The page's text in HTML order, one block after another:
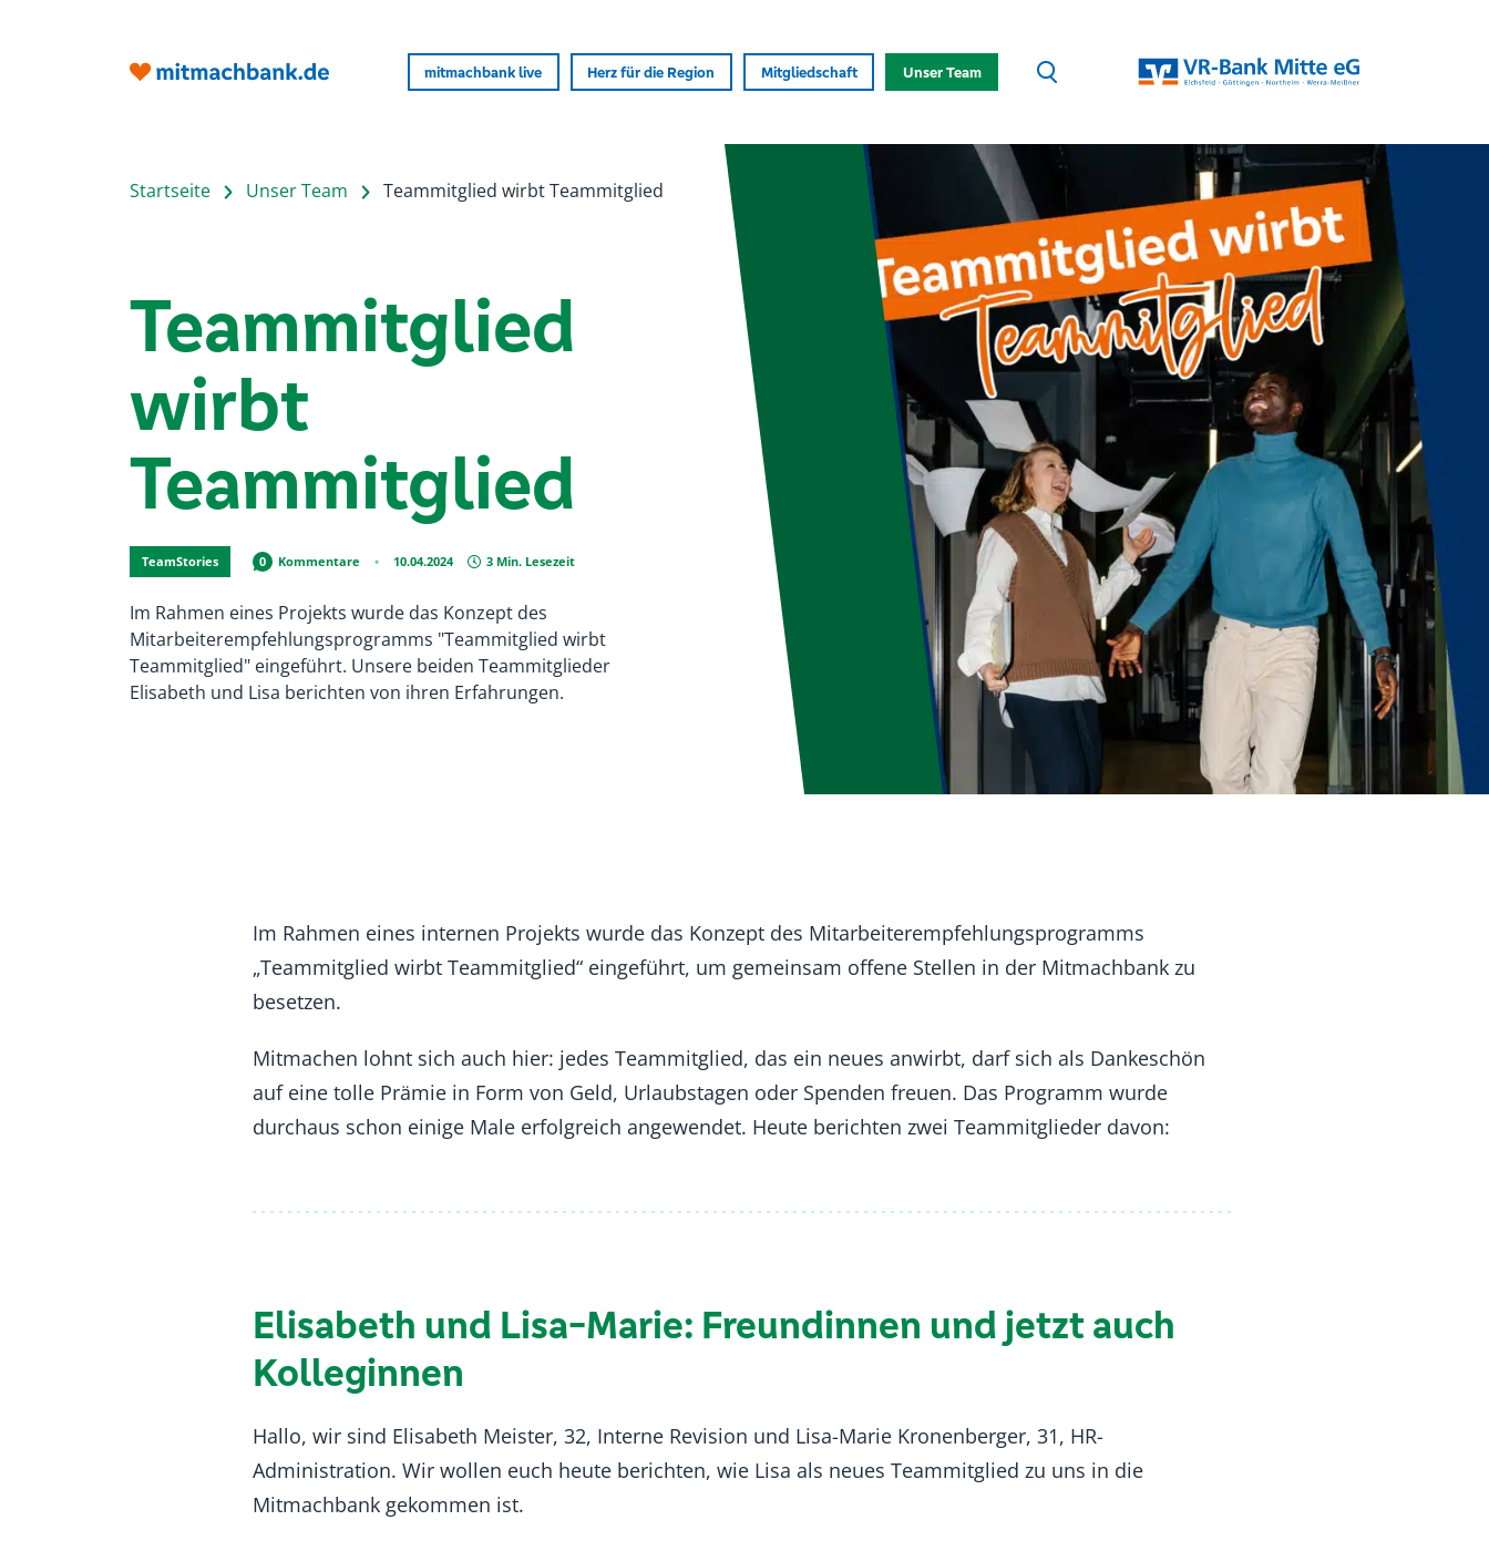
mitmachbank live Herz für die Region Mitgliedschaft Unser Team
Startseite Unser Team Teammitglied wirbt Teammitglied
Teammitglied
wirbt
Teammitglied
TeamStories 0 Kommentare 10.04.2024 3 Min. Lesezeit
Im Rahmen eines Projekts wurde das Konzept des
Mitarbeiterempfehlungsprogramms "Teammitglied wirbt
Teammitglied" eingeführt. Unsere beiden Teammitglieder
Elisabeth und Lisa berichten von ihren Erfahrungen.
Im Rahmen eines internen Projekts wurde das Konzept des Mitarbeiterempfehlungsprogramms
„Teammitglied wirbt Teammitglied“ eingeführt, um gemeinsam offene Stellen in der Mitmachbank zu
besetzen.
Mitmachen lohnt sich auch hier: jedes Teammitglied, das ein neues anwirbt, darf sich als Dankeschön
auf eine tolle Prämie in Form von Geld, Urlaubstagen oder Spenden freuen. Das Programm wurde
durchaus schon einige Male erfolgreich angewendet. Heute berichten zwei Teammitglieder davon:
Elisabeth und Lisa-Marie: Freundinnen und jetzt auch
Kolleginnen
Hallo, wir sind Elisabeth Meister, 32, Interne Revision und Lisa-Marie Kronenberger, 31, HR-
Administration. Wir wollen euch heute berichten, wie Lisa als neues Teammitglied zu uns in die
Mitmachbank gekommen ist.